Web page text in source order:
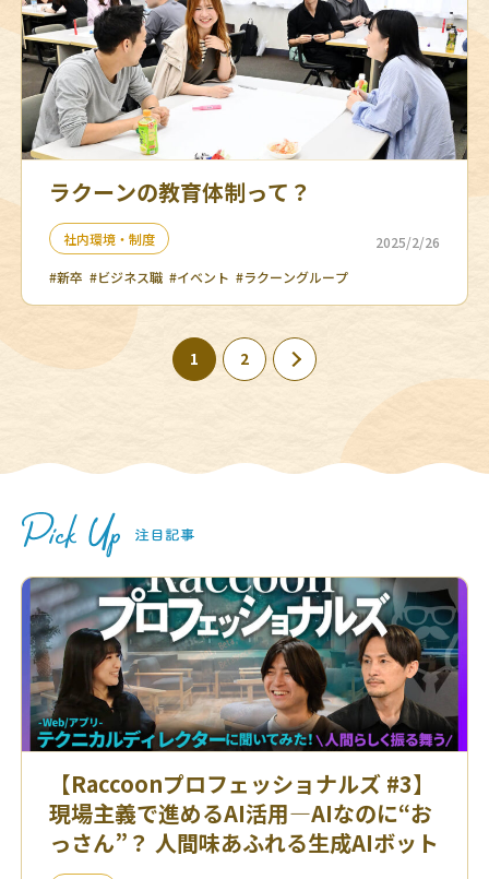
ラクーンの教育体制って？
社内環境・制度
2025/2/26
#新卒 #ビジネス職 #イベント #ラクーングループ
1 2
【Raccoonプロフェッショナルズ #3】
現場主義で進めるAI活用—AIなのに“お
っさん”？ 人間味あふれる生成AIボット